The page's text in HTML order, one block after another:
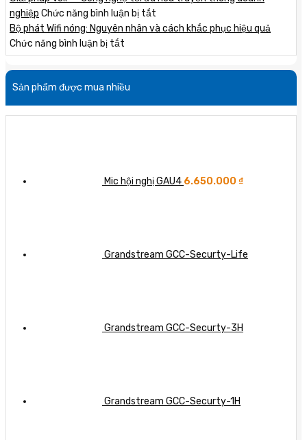
ích
cho
doanh
nghiệp
sự
khác
giữa
hai
thiết
bị
mạng
đặt
tổng
thông
minh:
Tối
ưu
hóa
nghiệp
nghiệp Chức năng bình luận bị tắt
Giải
VoIP
–
nghệ
tối
thông
Bộ phát Wifi nóng: Nguyên nhân và cách khắc phục hiệu quả
Chức năng bình luận bị tắt
Bộ
phát
Wifi
nóng:
Nguyên
khắc
Sản phẩm được mua nhiều
Mic hội nghị GAU4 6.650.000 ₫
Grandstream GCC-Securty-Life
Grandstream GCC-Securty-3H
Grandstream GCC-Securty-1H